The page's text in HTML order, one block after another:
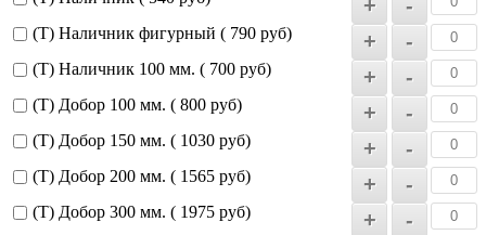
(Т) Наличник фигурный ( 790 руб)
(Т) Наличник 100 мм. ( 700 руб)
(Т) Добор 100 мм. ( 800 руб)
(Т) Добор 150 мм. ( 1030 руб)
(Т) Добор 200 мм. ( 1565 руб)
(Т) Добор 300 мм. ( 1975 руб)